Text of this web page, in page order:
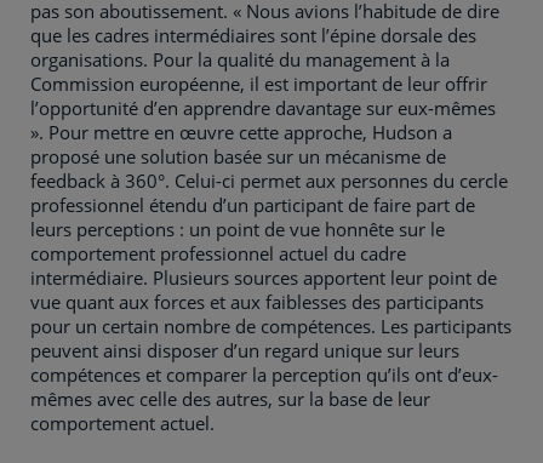
pas son aboutissement. « Nous avions l’habitude de dire
que les cadres intermédiaires sont l’épine dorsale des
organisations. Pour la qualité du management à la
Commission européenne, il est important de leur offrir
l’opportunité d’en apprendre davantage sur eux-mêmes
». Pour mettre en œuvre cette approche, Hudson a
proposé une solution basée sur un mécanisme de
feedback à 360°. Celui-ci permet aux personnes du cercle
professionnel étendu d’un participant de faire part de
leurs perceptions : un point de vue honnête sur le
comportement professionnel actuel du cadre
intermédiaire. Plusieurs sources apportent leur point de
vue quant aux forces et aux faiblesses des participants
pour un certain nombre de compétences. Les participants
peuvent ainsi disposer d’un regard unique sur leurs
compétences et comparer la perception qu’ils ont d’eux-
mêmes avec celle des autres, sur la base de leur
comportement actuel.